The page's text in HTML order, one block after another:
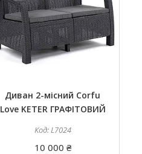
Диван 2-місний Corfu
Love KETER ГРАФІТОВИЙ
L7024
10 000 ₴